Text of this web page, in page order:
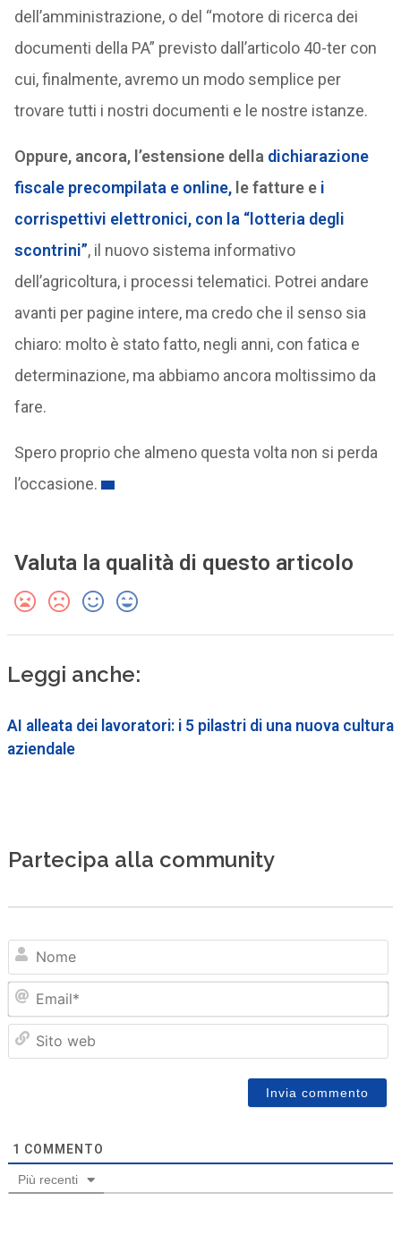
dell’amministrazione, o del “motore di ricerca dei
documenti della PA” previsto dall’articolo 40-ter con
cui, finalmente, avremo un modo semplice per
trovare tutti i nostri documenti e le nostre istanze.
Oppure, ancora, l’estensione della dichiarazione
fiscale precompilata e online,le fatture e i
corrispettivi elettronici,con la “lotteria degli
scontrini”, il nuovo sistema informativo
dell’agricoltura, i processi telematici. Potrei andare
avanti per pagine intere, ma credo che il senso sia
chiaro: molto è stato fatto, negli anni, con fatica e
determinazione, ma abbiamo ancora moltissimo da
fare.
Spero proprio che almeno questa volta non si perda
l’occasione.
Valuta la qualità di questo articolo
Leggi anche:
AI alleata dei lavoratori: i 5 pilastri di una nuova cultura
aziendale
Partecipa alla community
1 COMMENTO
Più recenti